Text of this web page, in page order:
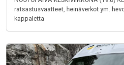
ratsastusvaatteet, heinäverkot ym.
kappaletta